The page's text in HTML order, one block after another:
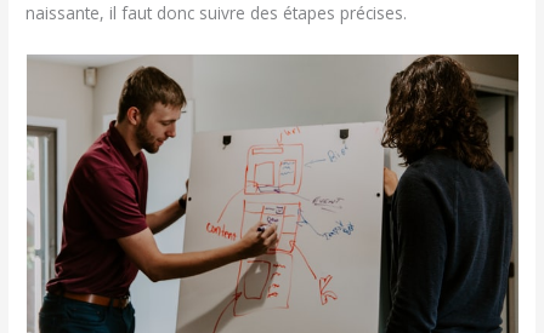
naissante, il faut donc suivre des étapes précises.